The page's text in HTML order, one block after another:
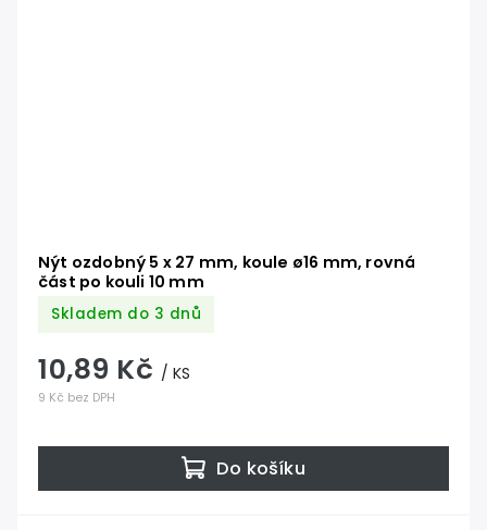
Nýt ozdobný 5 x 27 mm, koule ø16 mm, rovná
část po kouli 10 mm
Skladem do 3 dnů
9 Kč bez DPH
10,89 Kč / KS
Do košíku